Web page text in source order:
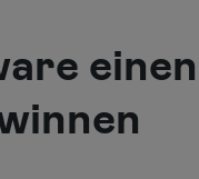
einen